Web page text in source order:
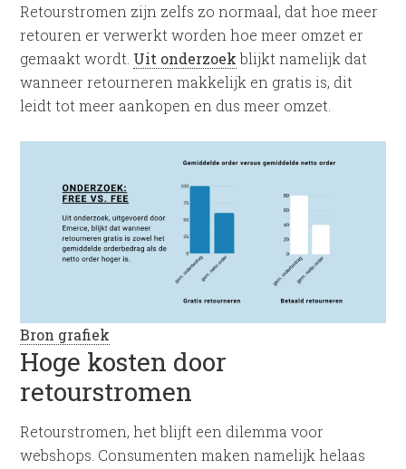
Retourstromen zijn zelfs zo normaal, dat hoe meer
retouren er verwerkt worden hoe meer omzet er
gemaakt wordt. Uit onderzoekblijkt namelijk dat
wanneer retourneren makkelijk en gratis is, dit
leidt tot meer aankopen en dus meer omzet.
Bron grafiek
Hoge kosten door
retourstromen
Retourstromen, het blijft een dilemma voor
webshops. Consumenten maken namelijk helaas